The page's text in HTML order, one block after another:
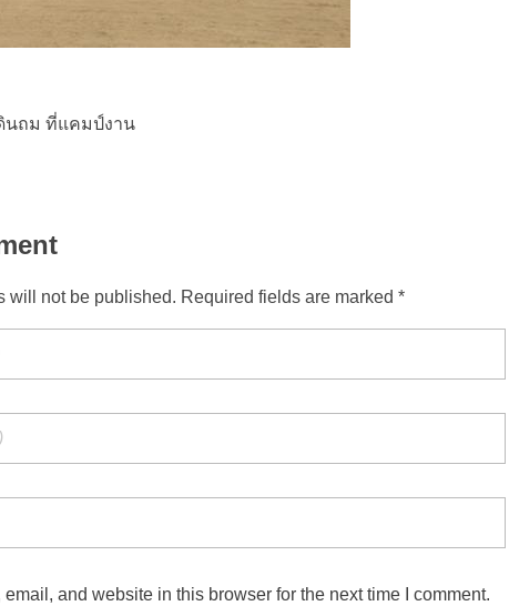
นถม ที่แคมป์งาน
will not be published. Required fields are marked *
email, and website in this browser for the next time I comment.